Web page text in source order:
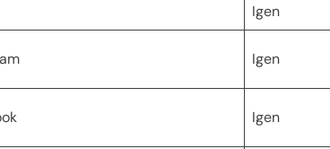
Igen
Igen
Igen